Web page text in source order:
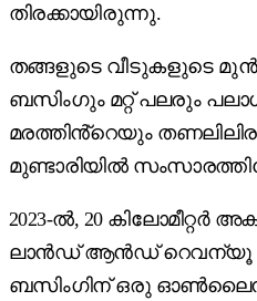
തിരക്കായിരുന്നു.
തങ്ങളുടെ വീടുകളുടെ
ബസിംഗും മറ്റ് പലരും
മരത്തിൻ്റെയും
മുണ്ടാരിയിൽ
2023-ൽ, 20 കിലോമീറ്റർ
ലാൻഡ് ആൻഡ് റെവന്യൂ
ബസിംഗിന് ഒരു ഓൺലൈൻ